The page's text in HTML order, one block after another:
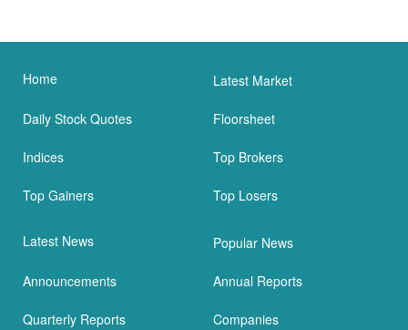
Home Latest Market
Daily Stock Quotes Floorsheet
Indices Top Brokers
Top Gainers Top Losers
Latest News Popular News
Announcements Annual Reports
Quarterly Reports Companies